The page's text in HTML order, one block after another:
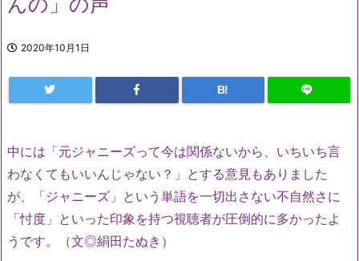
2020年10月1日
B!
中には「元ジャニーズって今は関係ないから、いちいち言
わなくてもいいんじゃない？」とする意見もありました
が、「ジャニーズ」という単語を一切出さない不自然さに
「忖度」といった印象を持つ視聴者が圧倒的に多かったよ
うです。（文◎絹田たぬき）